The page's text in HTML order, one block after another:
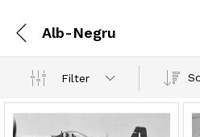
Alb-Negru
Filter